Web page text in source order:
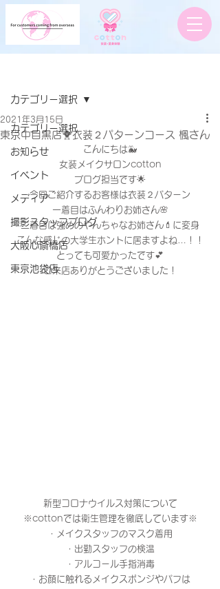
カテゴリー選択
お知らせ
イベント
メディア
撮影スタッフブログ
大阪心斎橋店
東京池袋店
カテゴリー選択
東京中目黒店🐥衣装２パターンコース 楓さん
2021年3月15日
こんにちは🐳
女装メイクサロンcotton
ブログ担当です🌟
今回ご紹介するお客様は衣装２パターン
一着目はふんわりお姉さん🌸
二着目は強めのやんちゃなお姉さん💄に変身
こんな感じの大学生ホントに居ますよね…！！
とっても可愛かったです💕
ご来店ありがとうございました！
新型コロナウイルス対策について
※cottonでは衛生管理を徹底しています※
・メイクスタッフのマスク着用
・出勤スタッフの検温
・アルコール手指消毒
・お顔に触れるメイクスポンジやパフは